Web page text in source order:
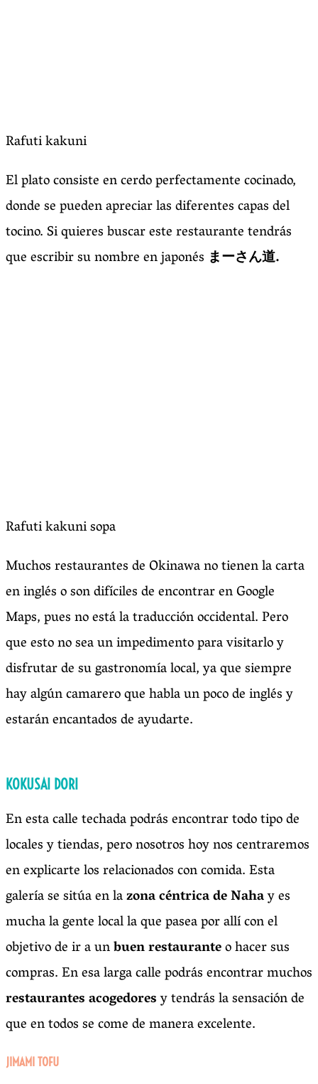
Rafuti kakuni
El plato consiste en cerdo perfectamente cocinado,
donde se pueden apreciar las diferentes capas del
tocino. Si quieres buscar este restaurante tendrás
que escribir su nombre en japonés まーさん道.
Rafuti kakuni sopa
Muchos restaurantes de Okinawa no tienen la carta
en inglés o son difíciles de encontrar en Google
Maps, pues no está la traducción occidental. Pero
que esto no sea un impedimento para visitarlo y
disfrutar de su gastronomía local, ya que siempre
hay algún camarero que habla un poco de inglés y
estarán encantados de ayudarte.
KOKUSAI DORI
En esta calle techada podrás encontrar todo tipo de
locales y tiendas, pero nosotros hoy nos centraremos
en explicarte los relacionados con comida. Esta
galería se sitúa en lazona céntrica de Nahay es
mucha la gente local la que pasea por allí con el
objetivo de ir a unbuen restauranteo hacer sus
compras. En esa larga calle podrás encontrar muchos
restaurantes acogedoresy tendrás la sensación de
que en todos se come de manera excelente.
JIMAMI TOFU